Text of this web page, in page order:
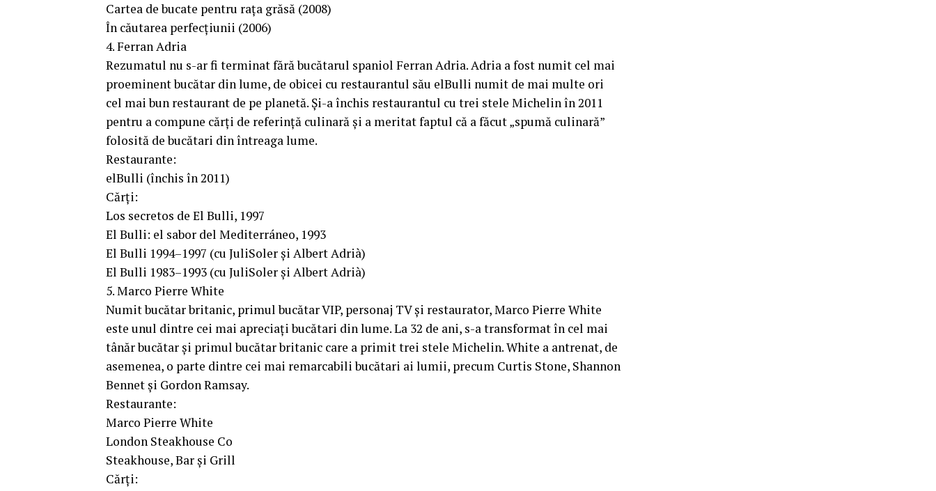
Cartea de bucate pentru rața grăsă (2008)
În căutarea perfecțiunii (2006)
4. Ferran Adria
Rezumatul nu s-ar fi terminat fără bucătarul spaniol Ferran Adria. Adria a fost numit cel mai
proeminent bucătar din lume, de obicei cu restaurantul său elBulli numit de mai multe ori
cel mai bun restaurant de pe planetă. Și-a închis restaurantul cu trei stele Michelin în 2011
pentru a compune cărți de referință culinară și a meritat faptul că a făcut „spumă culinară”
folosită de bucătari din întreaga lume.
Restaurante:
elBulli (închis în 2011)
Cărți:
Los secretos de El Bulli, 1997
El Bulli: el sabor del Mediterráneo, 1993
El Bulli 1994–1997 (cu JuliSoler și Albert Adrià)
El Bulli 1983–1993 (cu JuliSoler și Albert Adrià)
5. Marco Pierre White
Numit bucătar britanic, primul bucătar VIP, personaj TV și restaurator, Marco Pierre White
este unul dintre cei mai apreciați bucătari din lume. La 32 de ani, s-a transformat în cel mai
tânăr bucătar și primul bucătar britanic care a primit trei stele Michelin. White a antrenat, de
asemenea, o parte dintre cei mai remarcabili bucătari ai lumii, precum Curtis Stone, Shannon
Bennet și Gordon Ramsay.
Restaurante:
Marco Pierre White
London Steakhouse Co
Steakhouse, Bar și Grill
Cărți: